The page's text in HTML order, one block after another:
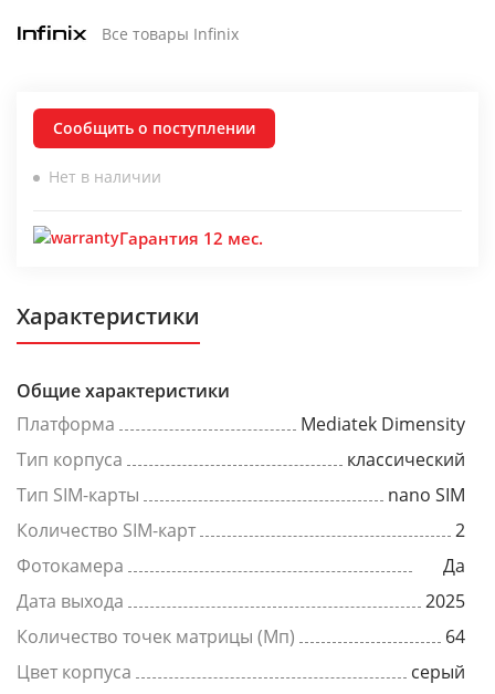
Все товары Infinix
Сообщить о поступлении
Нет в наличии
Гарантия 12 мес.
Характеристики
Общие характеристики
Платформа
Mediatek Dimensity
Тип корпуса
классический
Тип SIM-карты
nano SIM
Количество SIM-карт
2
Фотокамера
Да
Дата выхода
2025
Количество точек матрицы (Мп)
64
Цвет корпуса
серый